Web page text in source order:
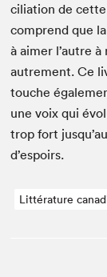
cil­i­a­tion de cette
com­prend que
à aimer l’autre
autrement. Ce
touche
une voix qui
trop fort
d’espoirs.
Littérature